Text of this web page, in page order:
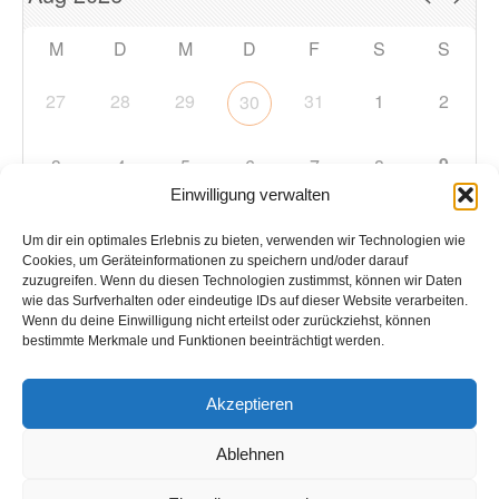
Einwilligung verwalten
Um dir ein optimales Erlebnis zu bieten, verwenden wir Technologien wie
Cookies, um Geräteinformationen zu speichern und/oder darauf
zuzugreifen. Wenn du diesen Technologien zustimmst, können wir Daten
wie das Surfverhalten oder eindeutige IDs auf dieser Website verarbeiten.
Wenn du deine Einwilligung nicht erteilst oder zurückziehst, können
bestimmte Merkmale und Funktionen beeinträchtigt werden.
Akzeptieren
Ablehnen
M D M D F S S
27 28 29 30 31 1 2
3 4 5 6 7 8 9
10 11 12 13 14 15
17 18 19 20 21 22 23
31 1 2 3 4 5 6